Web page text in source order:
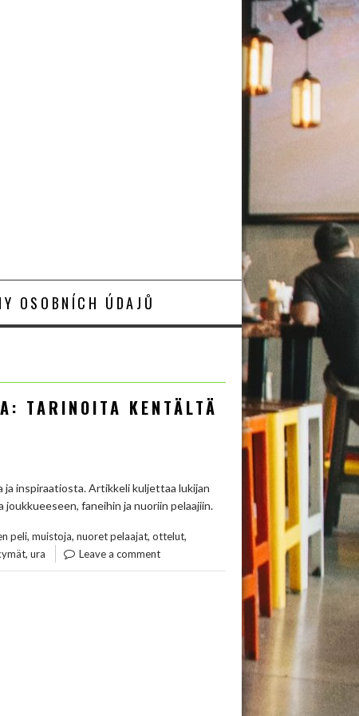
OSOBNÍCH ÚDAJŮ
TARINOITA KENTÄLTÄ
inspiraatiosta. Artikkeli kuljettaa lukijan
faneihin ja nuoriin pelaajiin.
peli, muistoja, nuoret pelaajat, ottelut,
, ura Leave a comment